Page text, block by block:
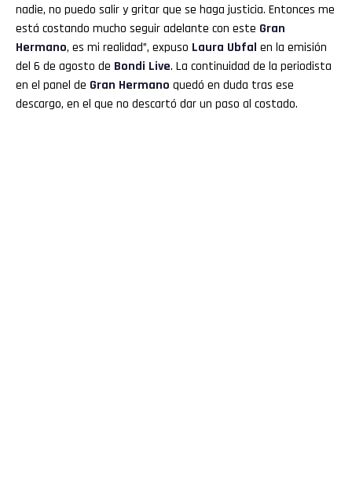
nadie, no puedo salir y gritar que se haga justicia. Entonces me
está costando mucho seguir adelante con este Gran
Hermano, es mi realidad”, expuso Laura Ubfal en la emisión
del 6 de agosto de Bondi Live. La continuidad de la periodista
en el panel de Gran Hermano quedó en duda tras ese
descargo, en el que no descartó dar un paso al costado.